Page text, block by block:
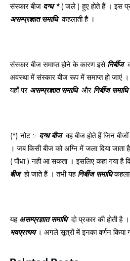
संस्कार बीज दग्ध*( जले ) हुए होते हैं । इस
असम्प्रज्ञात समाधिकहलाती है ।
संस्कार बीज समाप्त होने के कारण इसे निर्बीज
अवस्था में संस्कार बीज रूप में समाप्त हो जाएं ।
यहाँ पर असम्प्रज्ञात समाधिऔर निर्बीज समाधि
(*) नोट :- दग्ध बीजवह बीज होते हैं जिन
। जब किसी बीज को अग्नि में जला दिया
( पौधा ) नही आ सकता । इसलिए कहा गया है
बीजहो जाते हैं । तभी यह निर्बीज समाधि
यह असम्प्रज्ञात समाधिदो प्रकार की होती है
भवप्रत्यय। अगले सूत्रों में इनका वर्णन किया